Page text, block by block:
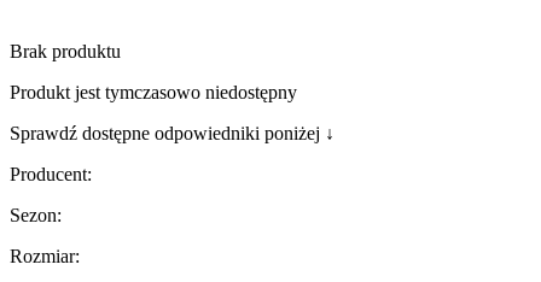
Brak produktu
Produkt jest tymczasowo niedostępny
Sprawdź dostępne odpowiedniki poniżej ↓
Producent:
Sezon:
Rozmiar: